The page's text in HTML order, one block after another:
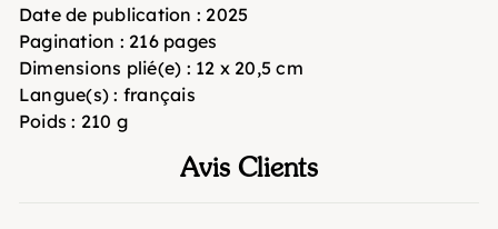
Date de publication : 2025
Pagination : 216 pages
Dimensions plié(e) : 12 x 20,5 cm
Langue(s) : français
Poids : 210 g
Avis Clients